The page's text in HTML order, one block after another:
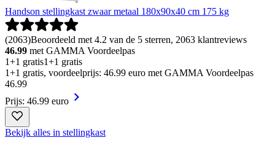
Handson stellingkast zwaar metaal 180x90x40 cm 175 kg
(2063)Beoordeeld met 4.2 van de 5 sterren, 2063 klantreviews
46.99 met GAMMA Voordeelpas
1+1 gratis1+1 gratis
1+1 gratis, voordeelprijs: 46.99 euro met GAMMA Voordeelpas
46.99
Prijs: 46.99 euro
Bekijk alles in stellingkast